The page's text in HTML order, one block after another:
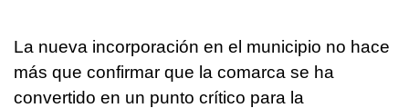
La nueva incorporación en el municipio no hace
más que confirmar que la comarca se ha
convertido en un punto crítico para la